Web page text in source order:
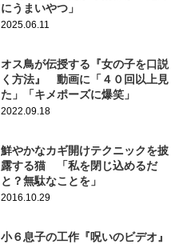
にうまいやつ」
2025.06.11
オス鳥が伝授する『女の子を口説
く方法』 動画に「４０回以上見
た」「キメポーズに爆笑」
2022.09.18
鮮やかなカギ開けテクニックを披
露する猫 「私を閉じ込めるだ
と？無駄なことを」
2016.10.29
小６息子の工作『呪いのビデオ』